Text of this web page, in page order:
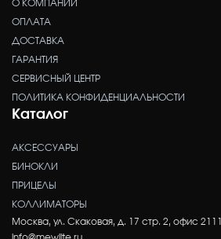
О КОМПАНИИ
ОПЛАТА
ДОСТАВКА
ГАРАНТИЯ
СЕРВИСНЫЙ ЦЕНТР
ПОЛИТИКА КОНФИДЕНЦИАЛЬНОСТИ
Каталог
АКСЕССУАРЫ
БИНОКЛИ
ПРИЦЕЛЫ
КОЛЛИМАТОРЫ
Москва, ул. Скаковая, д. 17 стр. 2, офис 2111